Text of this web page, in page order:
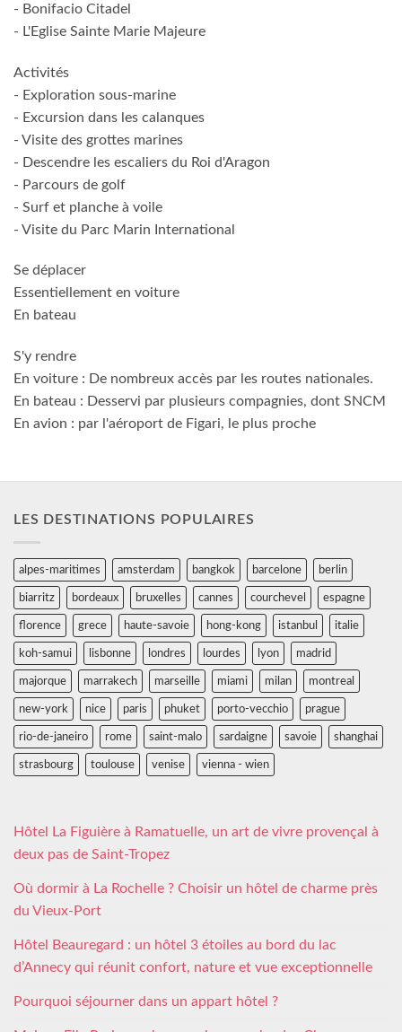
- Bonifacio Citadel
- L'Eglise Sainte Marie Majeure
Activités
- Exploration sous-marine
- Excursion dans les calanques
- Visite des grottes marines
- Descendre les escaliers du Roi d'Aragon
- Parcours de golf
- Surf et planche à voile
- Visite du Parc Marin International
Se déplacer
Essentiellement en voiture
En bateau
S'y rendre
En voiture : De nombreux accès par les routes nationales.
En bateau : Desservi par plusieurs compagnies, dont SNCM
En avion : par l'aéroport de Figari, le plus proche
LES DESTINATIONS POPULAIRES
alpes-maritimes amsterdam bangkok barcelone berlin
biarritz bordeaux bruxelles cannes courchevel espagne
florence grece haute-savoie hong-kong istanbul italie
koh-samui lisbonne londres lourdes lyon madrid
majorque marrakech marseille miami milan montreal
new-york nice paris phuket porto-vecchio prague
rio-de-janeiro rome saint-malo sardaigne savoie shanghai
strasbourg toulouse venise vienna - wien
Hôtel La Figuière à Ramatuelle, un art de vivre provençal à
deux pas de Saint-Tropez
Où dormir à La Rochelle ? Choisir un hôtel de charme près
du Vieux-Port
Hôtel Beauregard : un hôtel 3 étoiles au bord du lac
d’Annecy qui réunit confort, nature et vue exceptionnelle
Pourquoi séjourner dans un appart hôtel ?